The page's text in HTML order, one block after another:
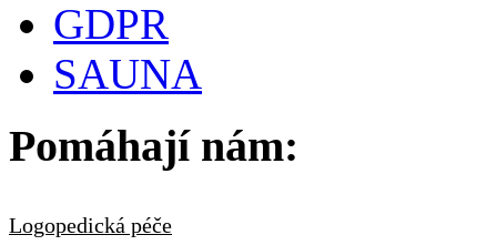
GDPR
SAUNA
Pomáhají nám:
Logopedická péče